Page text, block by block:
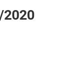
2020